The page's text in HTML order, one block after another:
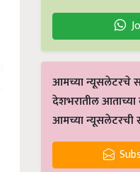
आमच्या न्यूसलेटरचे
देशभरातील आताच्या
आमच्या न्यूसलेटरची